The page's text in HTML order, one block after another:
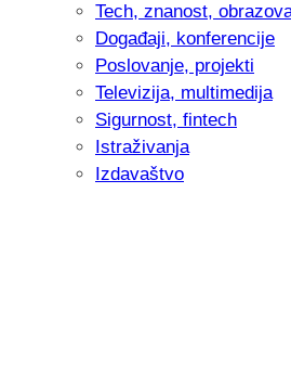
Tech, znanost,
Događaji, konferencije
Poslovanje, projekti
Televizija, multimedija
Sigurnost, fintech
Istraživanja
Izdavaštvo